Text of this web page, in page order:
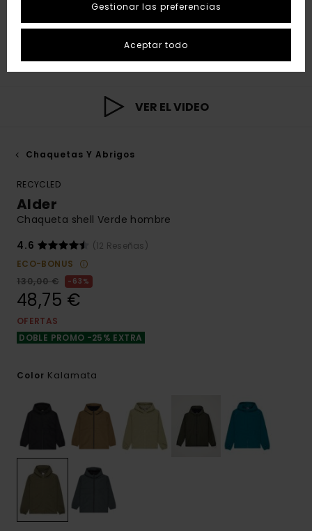
VER EL VIDEO
Chaquetas Y Abrigos
RECYCLED
Alder
Chaqueta shell Verde hombre
4.6
(12 Reseñas)
ECO-BONUS
130,00 €
63%
48,75 €
OFERTAS
DOBLE PROMO -25% EXTRA
Color Kalamata
Gestionar las preferencias
Aceptar todo